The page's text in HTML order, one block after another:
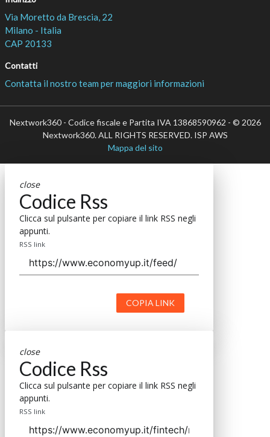
Via Moretto da Brescia, 22
Milano - Italia
CAP 20133
Contatti
Contatta il nostro team per maggiori informazioni
Nextwork360 - Codice fiscale e Partita IVA 13868590962 - © 2026
Nextwork360. ALL RIGHTS RESERVED. ISP AWS
Mappa del sito
close
Codice Rss
Clicca sul pulsante per copiare il link RSS negli
appunti.
RSS link
COPIA LINK
close
Codice Rss
Clicca sul pulsante per copiare il link RSS negli
appunti.
RSS link